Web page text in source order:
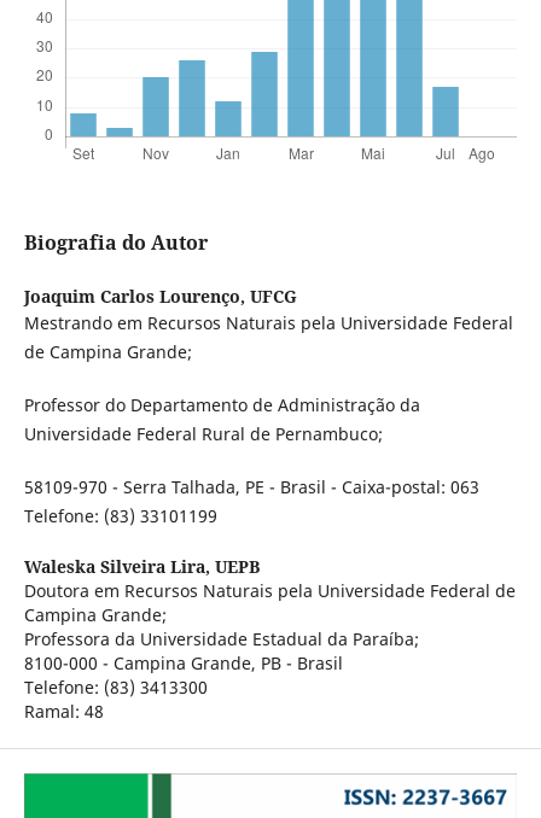
Biografia do Autor
Joaquim Carlos Lourenço, UFCG
Mestrando em Recursos Naturais pela Universidade Federal
de Campina Grande;
Professor do Departamento de Administração da
Universidade Federal Rural de Pernambuco;
58109-970 - Serra Talhada, PE - Brasil - Caixa-postal: 063
Telefone: (83) 33101199
Waleska Silveira Lira, UEPB
Doutora em Recursos Naturais pela Universidade Federal de
Campina Grande;
Professora da Universidade Estadual da Paraíba;
8100-000 - Campina Grande, PB - Brasil
Telefone: (83) 3413300
Ramal: 48